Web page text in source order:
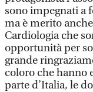
sono impegnati a
ma è merito
Cardiologia che
opportunità per
grande
coloro che hanno
parte d’Italia, le